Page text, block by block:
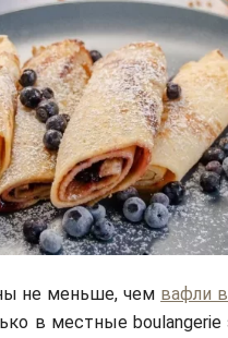
не меньше, чем вафли
в местные boulangerie